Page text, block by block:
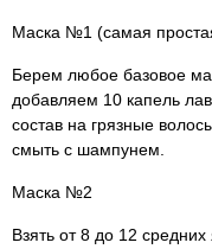
Маска №1 (самая
Берем любое базовое
добавляем 10 капель
состав на грязные
смыть с шампунем.
Маска №2
Взять от 8 до 12